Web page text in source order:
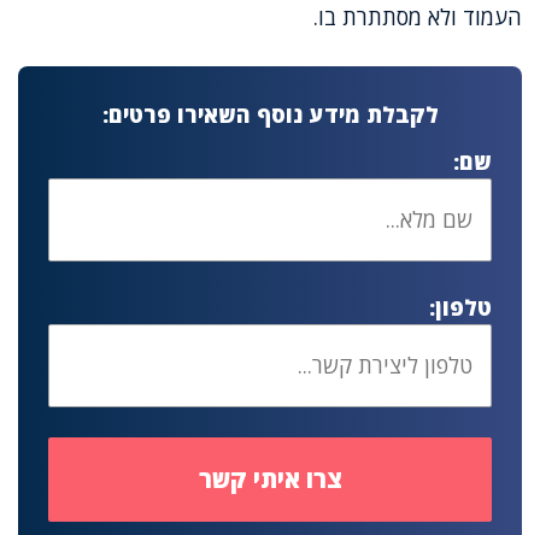
העמוד ולא מסתתרת בו.
לקבלת מידע נוסף השאירו פרטים:
שם:
טלפון: